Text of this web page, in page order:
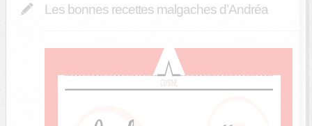
Les bonnes recettes malgaches d’Andréa